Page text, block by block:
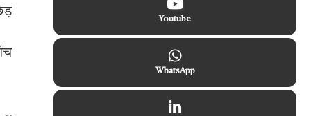
Youtube
WhatsApp